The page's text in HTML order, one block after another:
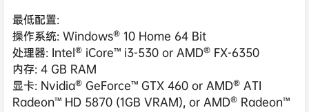
最低配置:
操作系统: Windows® 10 Home 64 Bit
处理器: Intel® iCore™ i3-530 or AMD® FX-6350
内存: 4 GB RAM
显卡: Nvidia® GeForce™ GTX 460 or AMD® ATI
Radeon™ HD 5870 (1GB VRAM), or AMD® Radeon™